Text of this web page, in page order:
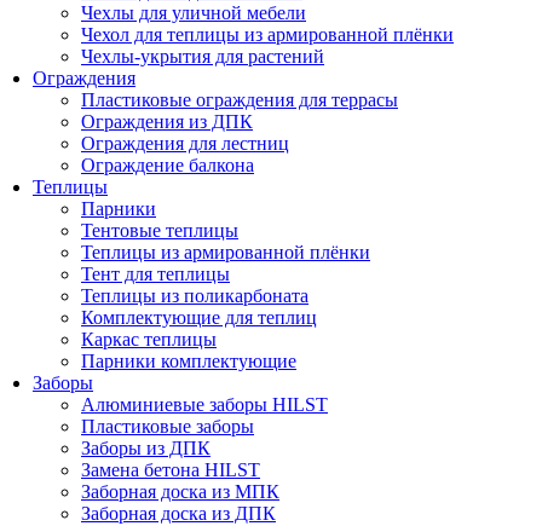
Чехлы для уличной мебели
Чехол для теплицы из армированной плёнки
Чехлы-укрытия для растений
Ограждения
Пластиковые ограждения для террасы
Ограждения из ДПК
Ограждения для лестниц
Ограждение балкона
Теплицы
Парники
Тентовые теплицы
Теплицы из армированной плёнки
Тент для теплицы
Теплицы из поликарбоната
Комплектующие для теплиц
Каркас теплицы
Парники комплектующие
Заборы
Алюминиевые заборы HILST
Пластиковые заборы
Заборы из ДПК
Замена бетона HILST
Заборная доска из МПК
Заборная доска из ДПК